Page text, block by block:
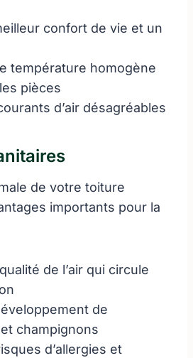
confort de vie et un
température homogène
pièces
d’air désagréables
de votre toiture
importants pour la
de l’air qui circule
de
champignons
d’allergies et